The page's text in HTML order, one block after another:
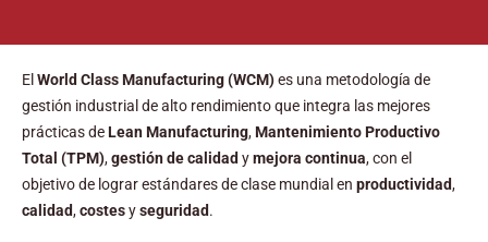
El World Class Manufacturing (WCM)es una metodología de
gestión industrial de alto rendimiento que integra las mejores
prácticas deLean Manufacturing,Mantenimiento Productivo
Total (TPM),gestión de calidad ymejora continua, con el
objetivo de lograr estándares de clase mundial en productividad,
calidad,costesyseguridad.